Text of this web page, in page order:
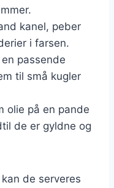
kanel, peber
i farsen.
en passende
til små kugler
olie på en pande
de er gyldne og
de serveres